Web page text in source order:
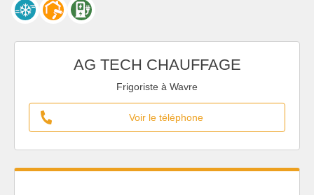
AG TECH CHAUFFAGE
Frigoriste à Wavre
Voir le téléphone